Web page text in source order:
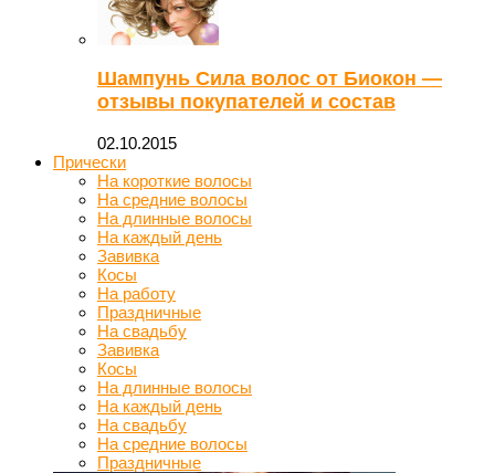
Шампунь Сила волос от Биокон —
отзывы покупателей и состав
02.10.2015
Прически
На короткие волосы
На средние волосы
На длинные волосы
На каждый день
Завивка
Косы
На работу
Праздничные
На свадьбу
Завивка
Косы
На длинные волосы
На каждый день
На свадьбу
На средние волосы
Праздничные